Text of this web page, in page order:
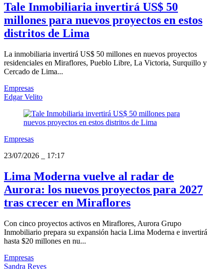
Tale Inmobiliaria invertirá US$ 50
millones para nuevos proyectos en estos
distritos de Lima
La inmobiliaria invertirá US$ 50 millones en nuevos proyectos
residenciales en Miraflores, Pueblo Libre, La Victoria, Surquillo y
Cercado de Lima...
Empresas
Edgar Velito
Empresas
23/07/2026
17:17
Lima Moderna vuelve al radar de
Aurora: los nuevos proyectos para 2027
tras crecer en Miraflores
Con cinco proyectos activos en Miraflores, Aurora Grupo
Inmobiliario prepara su expansión hacia Lima Moderna e invertirá
hasta $20 millones en nu...
Empresas
Sandra Reyes